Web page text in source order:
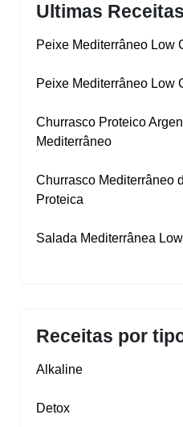
Ultimas
Peixe Mediterrâneo Low
Peixe Mediterrâneo Low
Churrasco Proteico
Mediterrâneo
Churrasco Mediterrâneo
Proteica
Salada Mediterrânea
Receitas por
Alkaline
Detox